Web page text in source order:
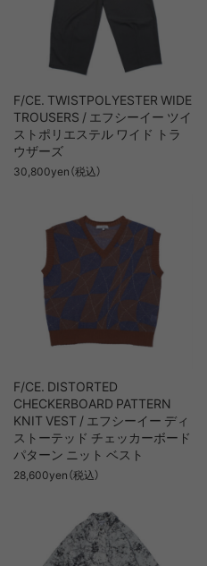
F/CE. TWISTPOLYESTER WIDE
TROUSERS / エフシーイー ツイ
ストポリエステル ワイド トラ
ウザーズ
30,800yen（税込）
F/CE. DISTORTED
CHECKERBOARD PATTERN
KNIT VEST / エフシーイー ディ
ストーテッド チェッカーボード
パターン ニット ベスト
28,600yen（税込）